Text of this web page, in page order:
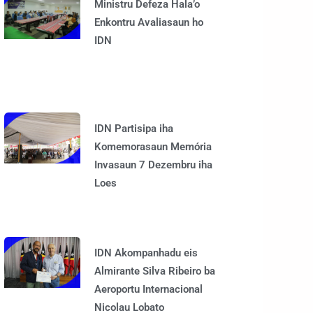
Ministru Defeza Hala’o
Enkontru Avaliasaun ho
IDN
IDN Partisipa iha
Komemorasaun Memória
Invasaun 7 Dezembru iha
Loes
IDN Akompanhadu eis
Almirante Silva Ribeiro ba
Aeroportu Internacional
Nicolau Lobato